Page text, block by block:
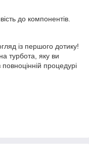
до компонентів.
із першого дотику!
турбота, яку ви
процедурі